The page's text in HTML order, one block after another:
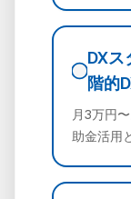
DX
階的
月3万円
助金活用